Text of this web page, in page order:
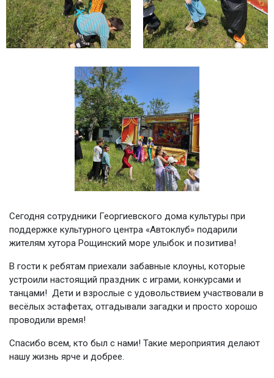
Сегодня сотрудники Георгиевского дома культуры при
поддержке культурного центра «Автоклуб» подарили
жителям хутора Рощинский море улыбок и позитива!
В гости к ребятам приехали забавные клоуны, которые
устроили настоящий праздник с играми, конкурсами и
танцами! Дети и взрослые с удовольствием участвовали в
весёлых эстафетах, отгадывали загадки и просто хорошо
проводили время!
Спасибо всем, кто был с нами! Такие мероприятия делают
нашу жизнь ярче и добрее.